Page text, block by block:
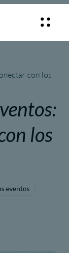
con los
los
eventos